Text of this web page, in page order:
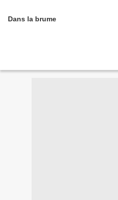
Dans la brume